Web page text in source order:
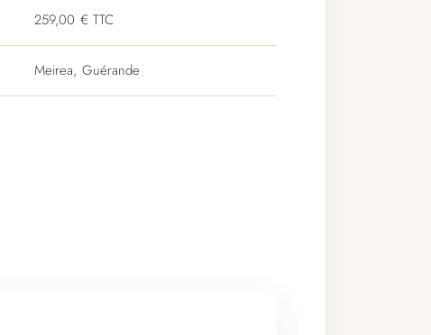
259,00 € TTC
Meirea, Guérande